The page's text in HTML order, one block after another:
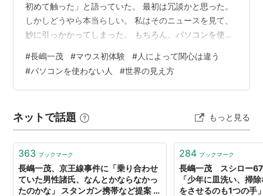
初めて触った」と語っていた。 最初は冗談かと思った。
しかしどうやら本当らしい。 私はそのニュースを見て、
妙に引っかかってしまった。 もちろん、パソコンを使わ
おさらだ。 スマホは毎日使うけれど、パソコンはほとん
ど触らない。 そういう人は珍しくない。 だから理屈では
驚く話ではない。 ところが、なぜか気になって仕方がな
人はいる」は知っている 考えてみれば、私の周囲にもい
る。 スマホしか使わな…
#長嶋一茂 #マウス初体験 #人によって関心は違う
#パソコンを使わない人 #世界の見え方
ネットで話題 もっと見る
363 ブックマーク
長嶋一茂、京王線事件に「乗り合わせ
ていた男性諸氏、なんとかならなかっ
たのかな」 スタンガン携帯など提案 :
284 ブックマーク
長嶋一茂 スシロー
「少年に皿洗い、掃
をさせるのも1つの手